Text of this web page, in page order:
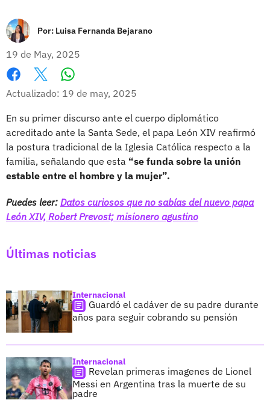
Por: Luisa Fernanda Bejarano
19 de May, 2025
Facebook
X
Actualizado: 19 de may, 2025
En su primer discurso ante el cuerpo diplomático
acreditado ante la Santa Sede, el papa León XIV reafirmó
la postura tradicional de la Iglesia Católica respecto a la
familia, señalando que esta “se funda sobre la unión
estable entre el hombre y la mujer”.
Puedes leer: Datos curiosos que no sabías del nuevo papa
León XIV, Robert Prevost; misionero agustino
Últimas noticias
Internacional
Guardó el cadáver de su padre durante
años para seguir cobrando su pensión
Internacional
Revelan primeras imagenes de Lionel
Messi en Argentina tras la muerte de su
padre